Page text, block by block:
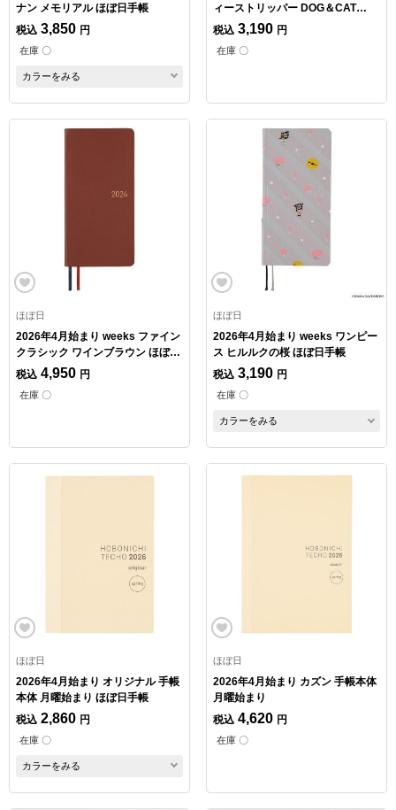
ナン メモリアル ほぼ日手帳
税込 3,850 円
在庫 〇
カラーをみる
ィーストリッパー DOG＆CAT
RANDOM ほぼ日手帳
税込 3,190 円
在庫 〇
ほぼ日
2026年4月始まり weeks ファイン
クラシック ワインブラウン ほぼ日
手帳
税込 4,950 円
在庫 〇
ほぼ日
2026年4月始まり weeks ワンピー
ス ヒルルクの桜 ほぼ日手帳
税込 3,190 円
在庫 〇
カラーをみる
ほぼ日
2026年4月始まり オリジナル 手帳
本体 月曜始まり ほぼ日手帳
税込 2,860 円
在庫 〇
カラーをみる
ほぼ日
2026年4月始まり カズン 手帳本体
月曜始まり
税込 4,620 円
在庫 〇